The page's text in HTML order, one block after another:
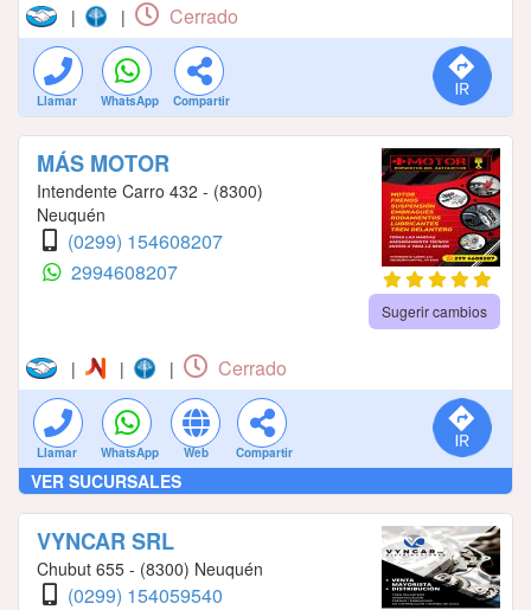
| | Cerrado
Llamar WhatsApp Compartir
MÁS MOTOR
Intendente Carro 432 - (8300)
Neuquén
(0299) 154608207
2994608207
Sugerir cambios
| | | Cerrado
Llamar WhatsApp Web Compartir
VER SUCURSALES
VYNCAR SRL
Chubut 655 - (8300) Neuquén
(0299) 154059540